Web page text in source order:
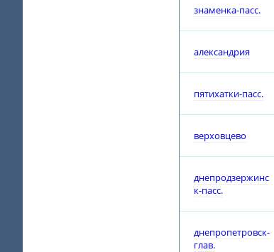
знаменка-пасс.
александрия
пятихатки-пасс.
верховцево
днепродзержинс
к-пасс.
днепропетровск-
глав.